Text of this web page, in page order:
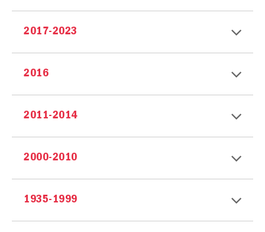
2017-2023
2016
2011-2014
2000-2010
1935-1999